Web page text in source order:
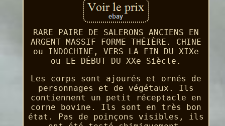
RARE PAIRE DE SALERONS ANCIENS EN
ARGENT MASSIF FORME THÉIÈRE. CHINE
ou INDOCHINE, VERS LA FIN DU XIXe
ou LE DÉBUT DU XXe Siècle.
Les corps sont ajourés et ornés de
personnages et de végétaux. Ils
contiennent un petit réceptacle en
corne bovine. Ils sont en très bon
état. Pas de poinçons visibles, ils